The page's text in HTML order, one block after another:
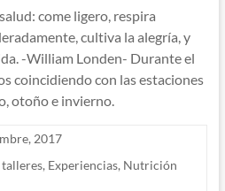
come ligero, respira
cultiva la alegría, y
-William Londen- Durante el
coincidiendo con las estaciones
otoño e invierno.
2017
, Experiencias, Nutrición